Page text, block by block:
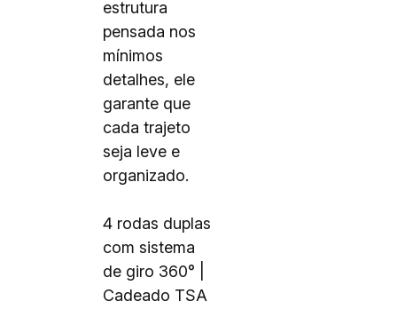
estrutura
pensada nos
mínimos
detalhes, ele
garante que
cada trajeto
seja leve e
organizado.
4 rodas duplas
com sistema
de giro 360° |
Cadeado TSA